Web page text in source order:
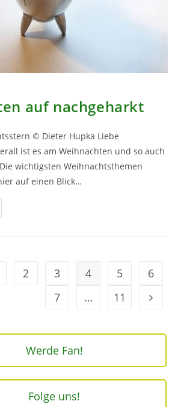
auf nachgeharkt
© Dieter Hupka Liebe
ist es am Weihnachten und so auch
wichtigsten Weihnachtsthemen
auf einen Blick…
2 3 4 5
6
7
… 11 Geh
Werde Fan!
Folge uns!